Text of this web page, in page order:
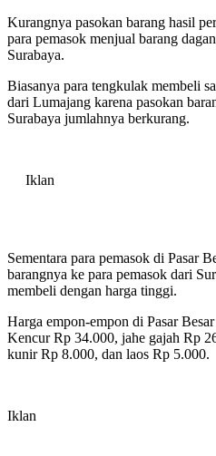
Kurangnya pasokan barang hasil
para pemasok menjual barang
Surabaya.
Biasanya para tengkulak membeli
dari Lumajang karena pasokan
Surabaya jumlahnya berkurang.
Iklan
Sementara para pemasok di Pasar
barangnya ke para pemasok dari
membeli dengan harga tinggi.
Harga empon-empon di Pasar
Kencur Rp 34.000, jahe gajah Rp
kunir Rp 8.000, dan laos Rp 5.000.
Iklan